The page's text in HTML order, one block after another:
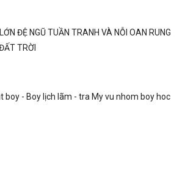
ĐỆ NGŨ TUẦN TRANH VÀ NỖI OAN RUNG
TRỜI
boy - Boy lịch lãm - tra My vu nhom boy hoc